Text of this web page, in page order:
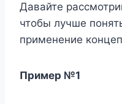
Давайте
чтобы лучше
применение
Пример №1